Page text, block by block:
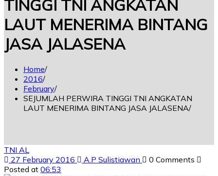
TINGGI TNI ANGKATAN
LAUT MENERIMA BINTANG
JASA JALASENA
Home
2016
February
SEJUMLAH PERWIRA TINGGI TNI ANGKATAN
LAUT MENERIMA BINTANG JASA JALASENA
TNI AL
27 February 2016
A.P Sulistiawan
0 Comments
Posted at 06:53